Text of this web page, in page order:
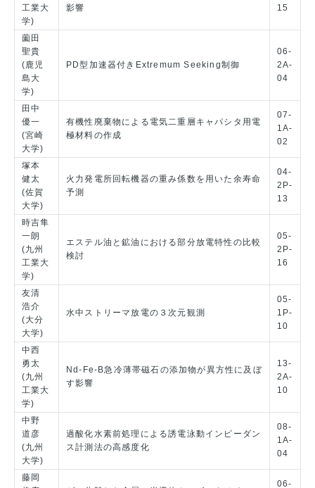
工業大
学)
影響
15
薗田
聖貴
(鹿児
島大
学)
PD型加速器付きExtremum Seeking制御
06-
2A-
04
田中
優一
(宮崎
大学)
有機性廃棄物による電気二重層キャパシタ用電
極材料の作成
07-
1A-
02
塚本
健太
(佐賀
大学)
火力発電所回転機器の重み係数を用いた余寿命
予測
04-
2P-
13
時吉隼
一朗
(九州
工業大
学)
エステル油と鉱油における部分放電特性の比較
検討
05-
2P-
16
友清
浩介
(大分
大学)
水中ストリーマ放電の３次元観測
05-
1P-
10
中西
勇太
(九州
工業大
学)
Nd-Fe-B急冷薄帯磁石の添加物が異方性に及ぼ
す影響
13-
2A-
10
中野
道彦
(九州
大学)
過酸化水素前処理による誘電泳動インピーダン
ス計測法の高感度化
08-
1A-
04
藤岡
06-